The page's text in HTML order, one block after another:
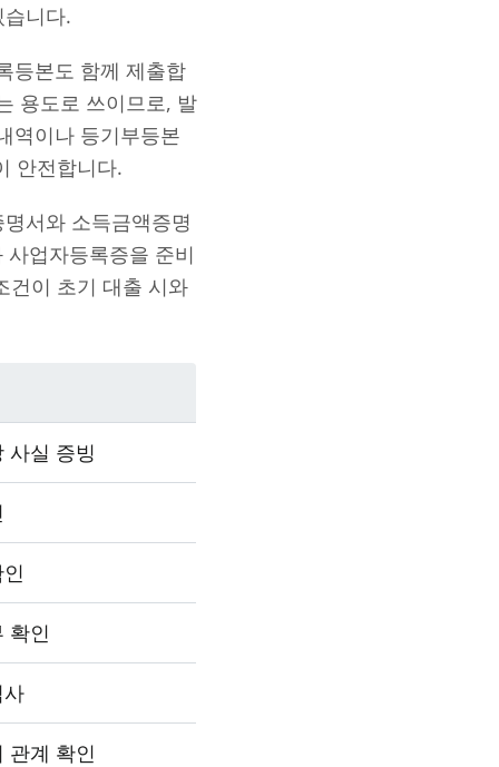
니다.
등본도 함께 제출합
용도로 쓰이므로, 발
역이나 등기부등본
안전합니다.
서와 소득금액증명
업자등록증을 준비
건이 초기 대출 시와
사실 증빙
확인
관계 확인